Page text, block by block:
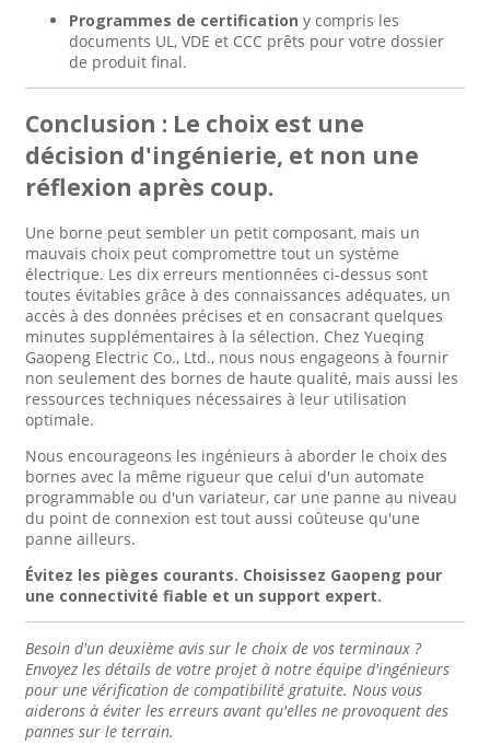
Programmes de certification y compris les
documents UL, VDE et CCC prêts pour votre dossier
de produit final.
Conclusion : Le choix est une
décision d'ingénierie, et non une
réflexion après coup.
Une borne peut sembler un petit composant, mais un
mauvais choix peut compromettre tout un système
électrique. Les dix erreurs mentionnées ci-dessus sont
toutes évitables grâce à des connaissances adéquates, un
accès à des données précises et en consacrant quelques
minutes supplémentaires à la sélection. Chez Yueqing
Gaopeng Electric Co., Ltd., nous nous engageons à fournir
non seulement des bornes de haute qualité, mais aussi les
ressources techniques nécessaires à leur utilisation
optimale.
Nous encourageons les ingénieurs à aborder le choix des
bornes avec la même rigueur que celui d'un automate
programmable ou d'un variateur, car une panne au niveau
du point de connexion est tout aussi coûteuse qu'une
panne ailleurs.
Évitez les pièges courants. Choisissez Gaopeng pour
une connectivité fiable et un support expert.
Besoin d'un deuxième avis sur le choix de vos terminaux ?
Envoyez les détails de votre projet à notre équipe d'ingénieurs
pour une vérification de compatibilité gratuite. Nous vous
aiderons à éviter les erreurs avant qu'elles ne provoquent des
pannes sur le terrain.